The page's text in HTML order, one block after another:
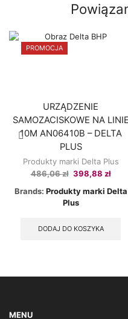
PROMOCJA
URZĄDZENIE
SAMOZACISKOWE NA LINIE
10M AN06410B – DELTA
PLUS
Produkty marki Delta Plus
486,06zł Original
was:
486,06 zł.
398,88 zł
is:
Brands: Produkty marki Delta
Plus
DODAJ DO KOSZYKA
MENU